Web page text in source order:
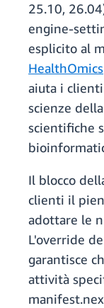
25.10,
engine-
esplicito al
HealthOmics
aiuta i
scienze
scientifiche
Il blocco
clienti il
adottare le
L'override
garantisce
attività